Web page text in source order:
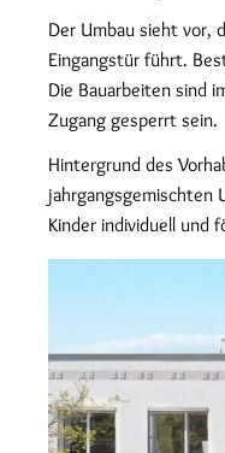
Der Umbau sieht vor,
Eingangstür führt.
Die Bauarbeiten sind
Zugang gesperrt sein.
Hintergrund des
jahrgangsgemischten
Kinder individuell und